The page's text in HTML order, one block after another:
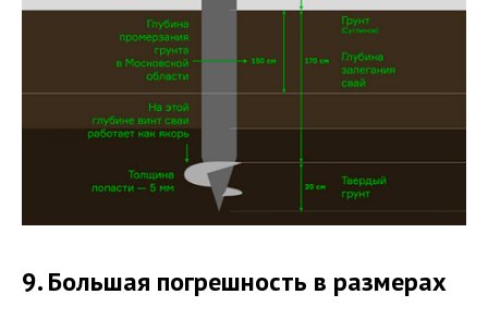
9. Большая погрешность в размерах